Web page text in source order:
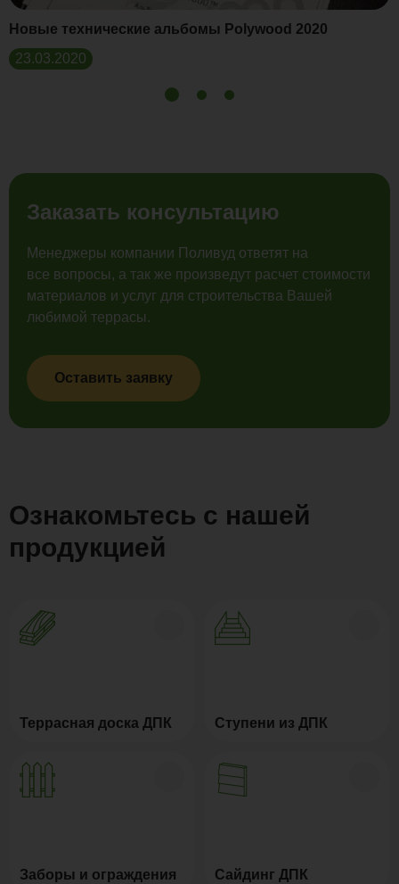
Новые технические альбомы Polywood 2020
23.03.2020
Заказать консультацию
Менеджеры компании Поливуд ответят на
все вопросы, а так же произведут расчет стоимости
материалов и услуг для строительства Вашей
любимой террасы.
Оставить заявку
Ознакомьтесь с нашей
продукцией
Террасная доска ДПК Ступени из ДПК
Заборы и ограждения Сайдинг ДПК